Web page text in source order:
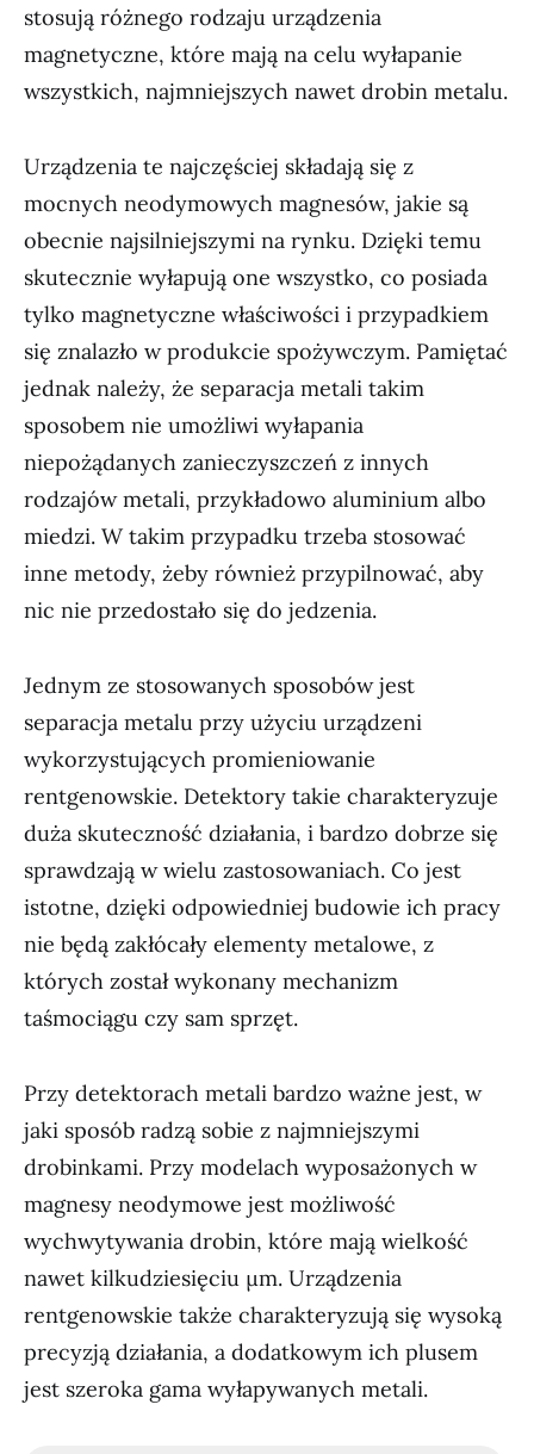
stosują różnego rodzaju urządzenia
magnetyczne, które mają na celu wyłapanie
wszystkich, najmniejszych nawet drobin metalu.
Urządzenia te najczęściej składają się z
mocnych neodymowych magnesów, jakie są
obecnie najsilniejszymi na rynku. Dzięki temu
skutecznie wyłapują one wszystko, co posiada
tylko magnetyczne właściwości i przypadkiem
się znalazło w produkcie spożywczym. Pamiętać
jednak należy, że separacja metali takim
sposobem nie umożliwi wyłapania
niepożądanych zanieczyszczeń z innych
rodzajów metali, przykładowo aluminium albo
miedzi. W takim przypadku trzeba stosować
inne metody, żeby również przypilnować, aby
nic nie przedostało się do jedzenia.
Jednym ze stosowanych sposobów jest
separacja metalu przy użyciu urządzeni
wykorzystujących promieniowanie
rentgenowskie. Detektory takie charakteryzuje
duża skuteczność działania, i bardzo dobrze się
sprawdzają w wielu zastosowaniach. Co jest
istotne, dzięki odpowiedniej budowie ich pracy
nie będą zakłócały elementy metalowe, z
których został wykonany mechanizm
taśmociągu czy sam sprzęt.
Przy detektorach metali bardzo ważne jest, w
jaki sposób radzą sobie z najmniejszymi
drobinkami. Przy modelach wyposażonych w
magnesy neodymowe jest możliwość
wychwytywania drobin, które mają wielkość
nawet kilkudziesięciu µm. Urządzenia
rentgenowskie także charakteryzują się wysoką
precyzją działania, a dodatkowym ich plusem
jest szeroka gama wyłapywanych metali.